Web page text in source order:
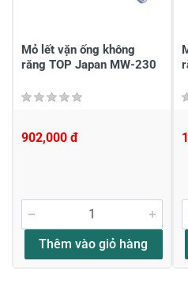
Đánh giá sao
Mỏ lết vặn ống không
răng TOP Japan MW-230
902,000 đ
Thêm vào giỏ hàng